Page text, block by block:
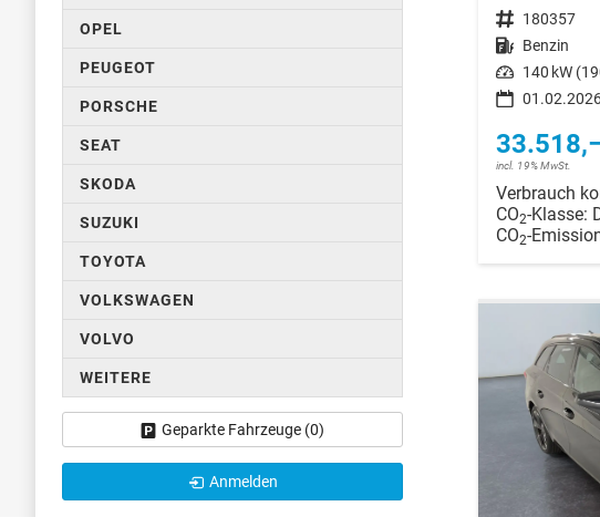
Fahrzeugnr. 180357
Kraftstoff Benzin
Leistung 140 kW
incl. 19% MwSt.
Verbrauch
CO2-Klasse:
CO2-
OPEL
PEUGEOT
PORSCHE
SEAT
SKODA
SUZUKI
TOYOTA
VOLKSWAGEN
VOLVO
WEITERE
Geparkte Fahrzeuge (0)
Anmelden